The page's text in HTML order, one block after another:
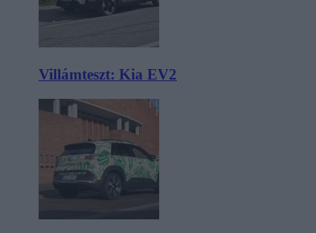
Villámteszt: Kia EV2